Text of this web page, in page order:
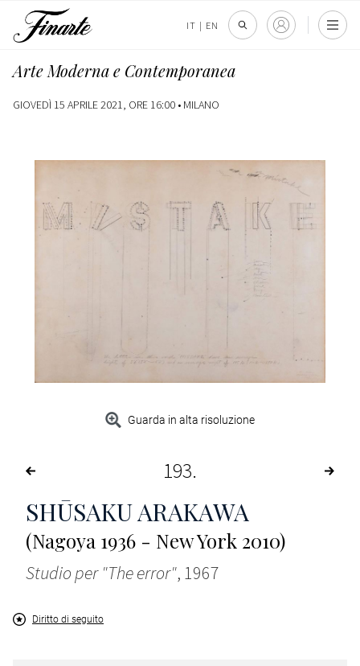
IT | EN
Arte Moderna e Contemporanea
GIOVEDÌ 15 APRILE 2021, ORE 16:00 • MILANO
Guarda in alta risoluzione
193
SHŪSAKU ARAKAWA
(Nagoya 1936 - New York 2010)
Studio per "The error", 1967
Diritto di seguito